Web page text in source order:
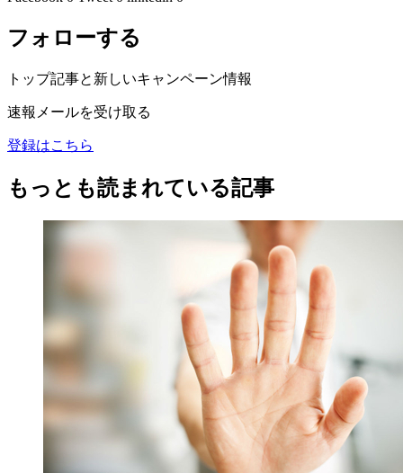
フォローする
トップ記事と新しいキャンペーン情報
速報メールを受け取る
登録はこちら
もっとも読まれている記事